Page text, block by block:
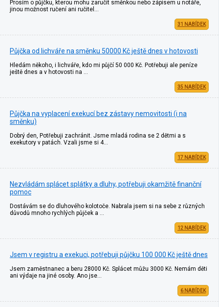
Prosím o půjčku, kterou mohu zaručit směnkou nebo zápisem u notáře,
jinou možnost ručení ani ručitel…
31 NABÍDEK
Půjčka od lichváře na směnku 50000 Kč ještě dnes v hotovosti
Hledám někoho, i lichváře, kdo mi půjčí 50 000 Kč. Potřebuji ale peníze
ještě dnes a v hotovosti na …
35 NABÍDEK
Půjčka na vyplacení exekucí bez zástavy nemovitosti (i na
směnku)
Dobrý den, Potřebuji zachránit. Jsme mladá rodina se 2 dětmi a s
exekutory v patách. Vzali jsme si 4…
17 NABÍDEK
Nezvládám splácet splátky a dluhy, potřebuji okamžitě finanční
pomoc
Dostávám se do dluhového kolotoče. Nabrala jsem si na sebe z různých
důvodů mnoho rychlých půjček a …
12 NABÍDEK
Jsem v registru a exekuci, potřebuji půjčku 100 000 Kč ještě dnes
Jsem zaměstnanec a beru 28000 Kč. Splácet můžu 3000 Kč. Nemám děti
ani výdaje na jiné osoby. Ano jse…
6 NABÍDEK